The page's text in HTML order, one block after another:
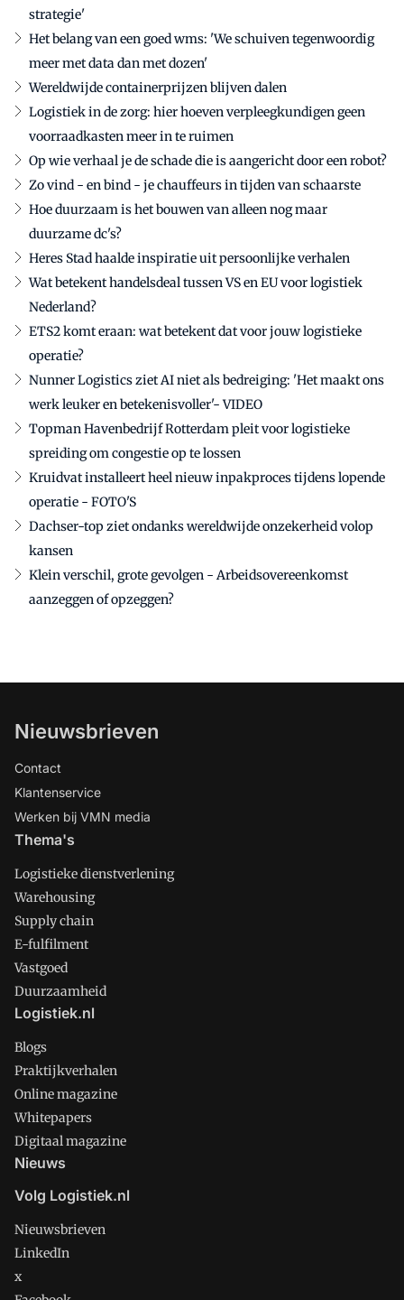
strategie'
Het belang van een goed wms: 'We schuiven tegenwoordig
meer met data dan met dozen'
Wereldwijde containerprijzen blijven dalen
Logistiek in de zorg: hier hoeven verpleegkundigen geen
voorraadkasten meer in te ruimen
Op wie verhaal je de schade die is aangericht door een robot?
Zo vind - en bind - je chauffeurs in tijden van schaarste
Hoe duurzaam is het bouwen van alleen nog maar
duurzame dc's?
Heres Stad haalde inspiratie uit persoonlijke verhalen
Wat betekent handelsdeal tussen VS en EU voor logistiek
Nederland?
ETS2 komt eraan: wat betekent dat voor jouw logistieke
operatie?
Nunner Logistics ziet AI niet als bedreiging: 'Het maakt ons
werk leuker en betekenisvoller'- VIDEO
Topman Havenbedrijf Rotterdam pleit voor logistieke
spreiding om congestie op te lossen
Kruidvat installeert heel nieuw inpakproces tijdens lopende
operatie - FOTO'S
Dachser-top ziet ondanks wereldwijde onzekerheid volop
kansen
Klein verschil, grote gevolgen - Arbeidsovereenkomst
aanzeggen of opzeggen?
Nieuwsbrieven
Contact
Klantenservice
Werken bij VMN media
Thema's
Logistieke dienstverlening
Warehousing
Supply chain
E-fulfilment
Vastgoed
Duurzaamheid
Logistiek.nl
Blogs
Praktijkverhalen
Online magazine
Whitepapers
Digitaal magazine
Nieuws
Volg Logistiek.nl
Nieuwsbrieven
LinkedIn
x